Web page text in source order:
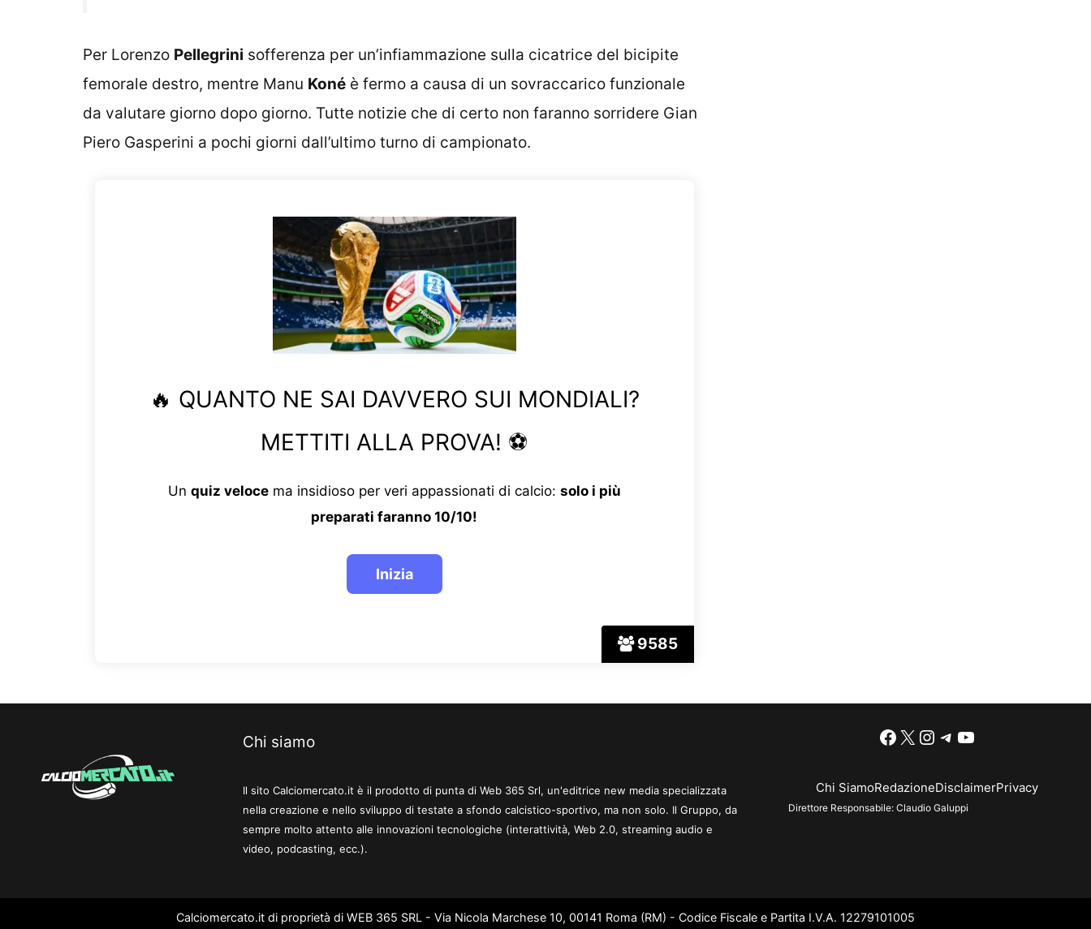
Per Lorenzo Pellegrini sofferenza per un’infiammazione sulla cicatrice del bicipite
femorale destro, mentre Manu Koné è fermo a causa di un sovraccarico funzionale
da valutare giorno dopo giorno. Tutte notizie che di certo non faranno sorridere Gian
Piero Gasperini a pochi giorni dall’ultimo turno di campionato.
9585
🔥 QUANTO NE SAI DAVVERO SUI MONDIALI?
METTITI ALLA PROVA! ⚽
Un quiz veloce ma insidioso per veri appassionati di calcio:
solo i più
preparati faranno 10/10!
Chi siamo Facebook
X Instagram
Telegram
YouTube
Chi Siamo Redazione Disclaimer Privacy
Calciomercato.it di proprietà di WEB 365 SRL - Via Nicola Marchese 10, 00141 Roma (RM) - Codice Fiscale e Partita I.V.A. 12279101005